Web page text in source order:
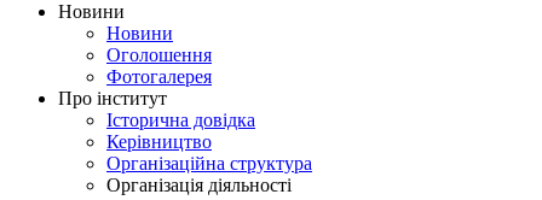
Новини
Новини
Оголошення
Фотогалерея
Про інститут
Історична довідка
Керівництво
Організаційна структура
Організація діяльності